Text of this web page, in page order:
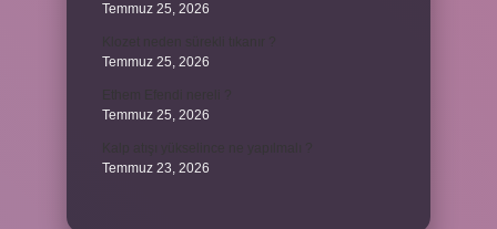
Temmuz 25, 2026
Temmuz 25, 2026
Temmuz 25, 2026
Temmuz 23, 2026